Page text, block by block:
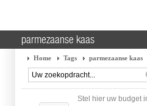
parmezaanse kaas
Home Tags parmezaanse kaas
Stel hier uw budget